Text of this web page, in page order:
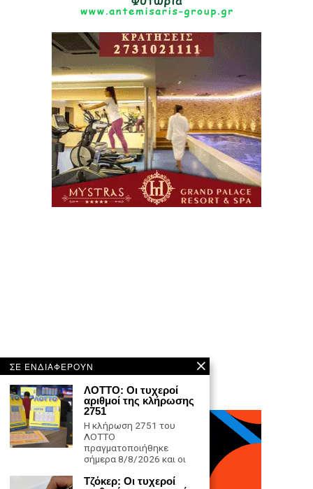
ΣΕ ΕΝΔΙΑΦΕΡΟΥΝ
ΛΟΤΤΟ: Οι τυχεροί
αριθμοί της κλήρωσης
2751
Η κλήρωση 2751 του
ΛΟΤΤΟ
πραγματοποιήθηκε
σήμερα 8/8/2026 και οι
Τζόκερ: Οι τυχεροί